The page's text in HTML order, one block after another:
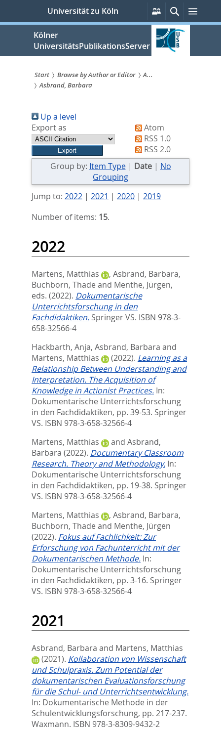
springen
Universität zu Köln
Persönliche
Services
SucheMenü
Kölner
UniversitätsPublikationsServer
Sie
sind
hier:
Start Browse by Author or Editor
A...
Asbrand, Barbara
Up a level
Export as
Atom
RSS 1.0
RSS 2.0
Group by: Item Type| Date| No
Grouping
Jump to: 2022| 2021 | 2020| 2019
Number of items: 15.
2022
Martens, Matthias , Asbrand, Barbara,
Buchborn, Thade and Menthe, Jürgen,
eds. (2022). Dokumentarische
Unterrichtsforschung in den
Fachdidaktiken. Springer VS. ISBN 978-3-
658-32566-4
Hackbarth, Anja, Asbrand, Barbara and
Martens, Matthias
(2022). Learning as a
Relationship Between Understanding and
Interpretation. The Acquisition of
Knowledge in Actionist Practices. In:
Dokumentarische Unterrichtsforschung
in den Fachdidaktiken, pp. 39-53. Springer
VS. ISBN 978-3-658-32566-4
Martens, Matthias
and Asbrand,
Barbara (2022). Documentary Classroom
Research. Theory and Methodology. In:
Dokumentarische Unterrichtsforschung
in den Fachdidaktiken, pp. 19-38. Springer
VS. ISBN 978-3-658-32566-4
Martens, Matthias
, Asbrand, Barbara,
Buchborn, Thade and Menthe, Jürgen
(2022). Fokus auf Fachlichkeit: Zur
Erforschung von Fachunterricht mit der
Dokumentarischen Methode. In:
Dokumentarische Unterrichtsforschung
in den Fachdidaktiken, pp. 3-16. Springer
VS. ISBN 978-3-658-32566-4
2021
Asbrand, Barbara and Martens, Matthias
(2021). Kollaboration von Wissenschaft
und Schulpraxis. Zum Potential der
dokumentarischen Evaluationsforschung
für die Schul- und Unterrichtsentwicklung.
In: Dokumentarische Methode in der
Schulentwicklungsforschung, pp. 217-237.
Waxmann. ISBN 978-3-8309-9432-2